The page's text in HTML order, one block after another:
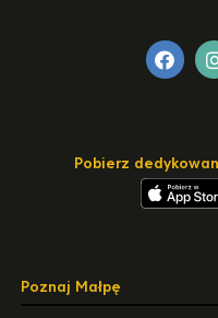
Pobierz
Poznaj Małpę